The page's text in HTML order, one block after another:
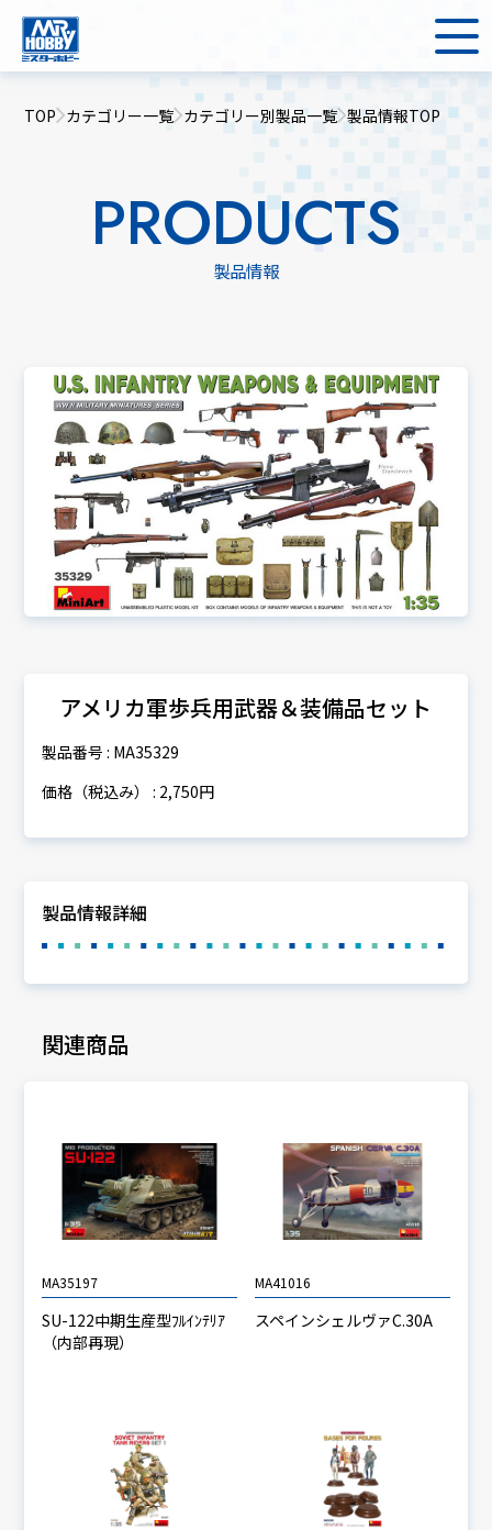
TOP カテゴリー一覧 カテゴリー別製品一覧 製品情報TOP
PRODUCTS
製品情報
アメリカ軍歩兵用武器＆装備品セット
製品番号 : MA35329
価格（税込み） : 2,750円
製品情報詳細
関連商品
MA35197
SU-122中期生産型ﾌﾙｲﾝﾃﾘｱ
（内部再現）
MA41016
スペインシェルヴァC.30A